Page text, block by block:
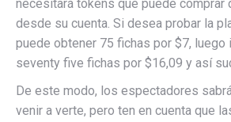
necesitará tokens que puede comprar
desde su cuenta. Si desea probar la
puede obtener 75 fichas por $7, luego
seventy five fichas por $16,09 y así
De este modo, los espectadores
venir a verte, pero ten en cuenta que